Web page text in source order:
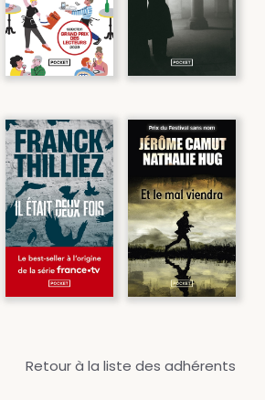
Retour à la liste des adhérents